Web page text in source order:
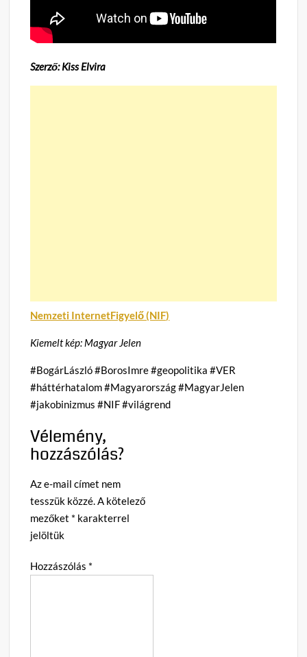
Szerző: Kiss Elvira
Nemzeti InternetFigyelő (NIF)
Kiemelt kép: Magyar Jelen
#BogárLászló #BorosImre #geopolitika #VER
#háttérhatalom #Magyarország #MagyarJelen
#jakobinizmus #NIF #világrend
Vélemény,
hozzászólás?
Az e-mail címet nem
tesszük közzé.A kötelező
mezőket * karakterrel
jelöltük
Hozzászólás *